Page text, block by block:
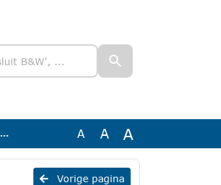
A A A
Vorige pagina